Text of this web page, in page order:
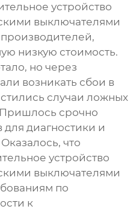
устройство
выключателями
низкую стоимость.
но через
возникать сбои в
случаи ложных
срочно
для диагностики и
что
устройство
выключателями
по
к